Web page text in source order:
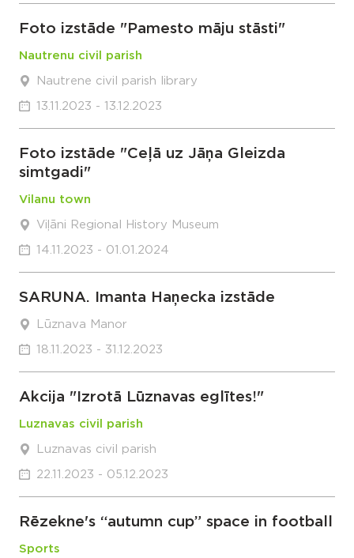
Foto izstāde "Pamesto māju stāsti"
Nautrenu civil parish
Nautrene civil parish library
13.11.2023 - 13.12.2023
Foto izstāde "Ceļā uz Jāņa Gleizda
simtgadi"
Vilanu town
Viļāni Regional History Museum
14.11.2023 - 01.01.2024
SARUNA. Imanta Haņecka izstāde
Lūznava Manor
18.11.2023 - 31.12.2023
Akcija "Izrotā Lūznavas eglītes!"
Luznavas civil parish
Luznavas civil parish
22.11.2023 - 05.12.2023
Rēzekne's “autumn cup” space in football
Sports